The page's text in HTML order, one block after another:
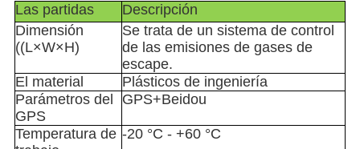
Las partidas
Descripción
Dimensión
((L×W×H)
Se trata de un sistema de control
de las emisiones de gases de
escape.
El material
Plásticos de ingeniería
Parámetros del
GPS
GPS+Beidou
Temperatura de -20 °C - +60 °C